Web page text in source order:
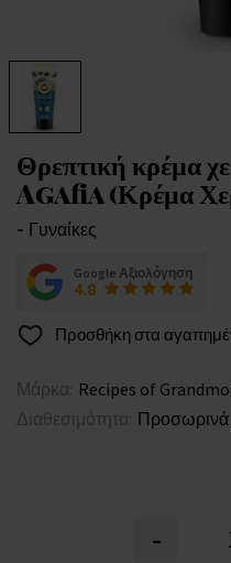
Θρεπτική κρέμα
Agafia (Κρέμα
- Γυναίκες
Google Αξιολόγηση
4.8
Προσθήκη στα
Μάρκα: Recipes of
Διαθεσιμότητα: Προσωρινά
-